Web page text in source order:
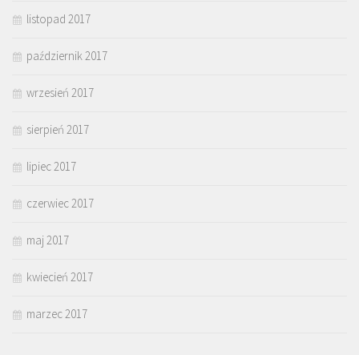
listopad 2017
październik 2017
wrzesień 2017
sierpień 2017
lipiec 2017
czerwiec 2017
maj 2017
kwiecień 2017
marzec 2017